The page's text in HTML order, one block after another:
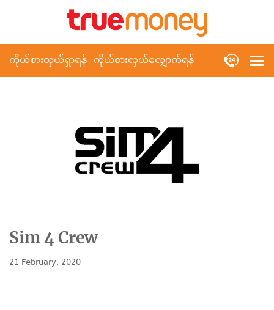
ကိုယ်စားလှယ်ရှာရန် ကိုယ်စားလှယ်လျှောက်ရန်
Sim 4 Crew
21 February, 2020